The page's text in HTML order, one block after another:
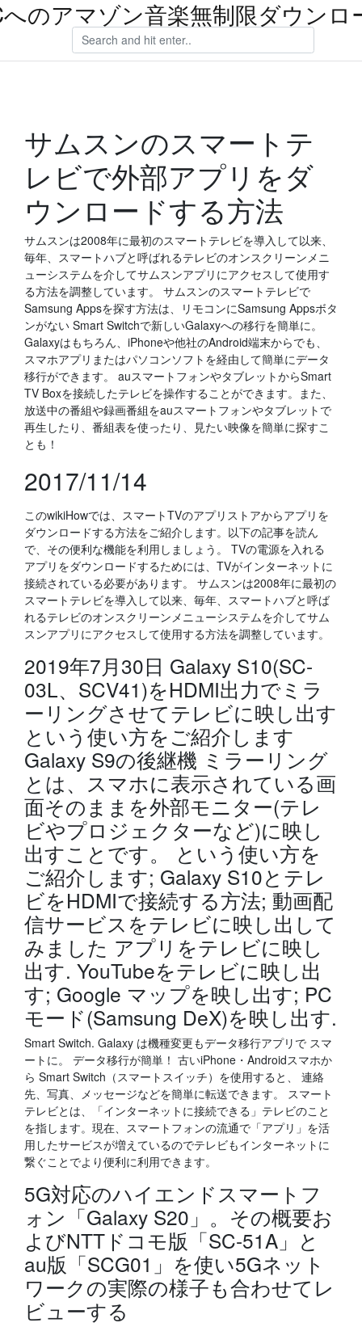
のアマゾン音楽無制限ダウンロ
サムスンのスマートテ
レビで外部アプリをダ
ウンロードする方法
サムスンは2008年に最初のスマートテレビを導入して以来、
毎年、スマートハブと呼ばれるテレビのオンスクリーンメニ
ューシステムを介してサムスンアプリにアクセスして使用す
る方法を調整しています。 サムスンのスマートテレビで
Samsung Appsを探す方法は、リモコンにSamsung Appsボタ
ンがない Smart Switchで新しいGalaxyへの移行を簡単に。
Galaxyはもちろん、iPhoneや他社のAndroid端末からでも、
スマホアプリまたはパソコンソフトを経由して簡単にデータ
移行ができます。 auスマートフォンやタブレットからSmart
TV Boxを接続したテレビを操作することができます。また、
放送中の番組や録画番組をauスマートフォンやタブレットで
再生したり、番組表を使ったり、見たい映像を簡単に探すこ
とも！
2017/11/14
このwikiHowでは、スマートTVのアプリストアからアプリを
ダウンロードする方法をご紹介します。以下の記事を読ん
で、その便利な機能を利用しましょう。 TVの電源を入れる
アプリをダウンロードするためには、TVがインターネットに
接続されている必要があります。 サムスンは2008年に最初の
スマートテレビを導入して以来、毎年、スマートハブと呼ば
れるテレビのオンスクリーンメニューシステムを介してサム
スンアプリにアクセスして使用する方法を調整しています。
2019年7月30日 Galaxy S10(SC-
03L、SCV41)をHDMI出力でミラ
ーリングさせてテレビに映し出す
という使い方をご紹介します
Galaxy S9の後継機 ミラーリング
とは、スマホに表示されている画
面そのままを外部モニター(テレ
ビやプロジェクターなど)に映し
出すことです。 という使い方を
ご紹介します; Galaxy S10とテレ
ビをHDMIで接続する方法; 動画配
信サービスをテレビに映し出して
みました アプリをテレビに映し
出す. YouTubeをテレビに映し出
す; Google マップを映し出す; PC
モード(Samsung DeX)を映し出す.
Smart Switch. Galaxy は機種変更もデータ移行アプリで スマ
ートに。 データ移行が簡単！ 古いiPhone・Androidスマホか
ら Smart Switch（スマートスイッチ）を使用すると、 連絡
先、写真、メッセージなどを簡単に転送できます。 スマート
テレビとは、「インターネットに接続できる」テレビのこと
を指します。現在、スマートフォンの流通で「アプリ」を活
用したサービスが増えているのでテレビもインターネットに
繋ぐことでより便利に利用できます。
5G対応のハイエンドスマートフ
ォン「Galaxy S20」。その概要お
よびNTTドコモ版「SC-51A」と
au版「SCG01」を使い5Gネット
ワークの実際の様子も合わせてレ
ビューする